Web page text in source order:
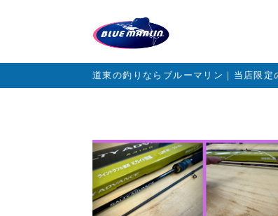
道東の釣りならブルーマリン｜当店限定